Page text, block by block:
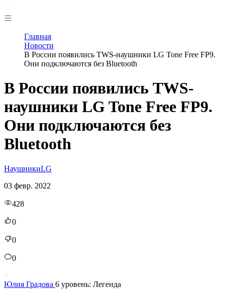
Главная
Новости
В России появились TWS-наушники LG Tone Free FP9.
Они подключаются без Bluetooth
В России появились TWS-
наушники LG Tone Free FP9.
Они подключаются без
Bluetooth
НаушникиLG
03 февр. 2022
428
0
0
0
Юлия Градова 6 уровень: Легенда